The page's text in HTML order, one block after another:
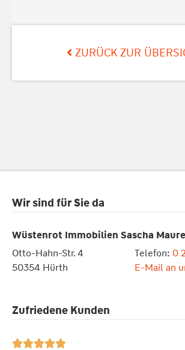
Wir sind für Sie da
Wüstenrot Immobilien Sascha
Otto-Hahn-Str. 4
50354 Hürth
Telefon: 0
E-Mail an
Zufriedene Kunden

ZURÜCK ZUR